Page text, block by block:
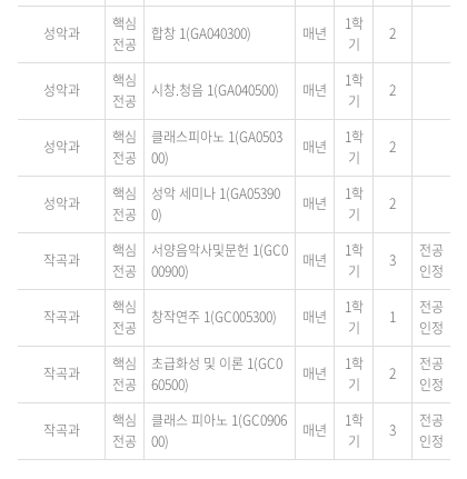
성악과
핵심
전공
합창 1(GA040300) 매년
1학
기
2
성악과
핵심
전공
시창.청음 1(GA040500) 매년
1학
기
2
성악과
핵심
전공
클래스피아노 1(GA0503
00)
매년
1학
기
2
성악과
핵심
전공
성악 세미나 1(GA05390
0)
매년
1학
기
2
작곡과
핵심
전공
서양음악사및문헌 1(GC0
00900)
매년
1학
기
3
전공
인정
작곡과
핵심
전공
창작연주 1(GC005300) 매년
1학
기
1
전공
인정
작곡과
핵심
전공
초급화성 및 이론 1(GC0
60500)
매년
1학
기
2
전공
인정
작곡과
핵심
전공
클래스 피아노 1(GC0906
00)
매년
1학
기
3
전공
인정